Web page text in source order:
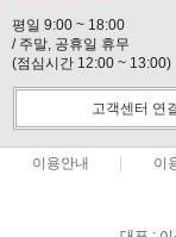
평일 9:00 ~ 18:00
/ 주말, 공휴일 휴무
(점심시간 12:00 ~ 13:00)
고객센터 연
이용안내 이